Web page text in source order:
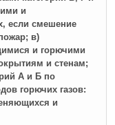
и
если смешение
в)
и горючими
и стенам;
А и Б по
горючих газов:
и